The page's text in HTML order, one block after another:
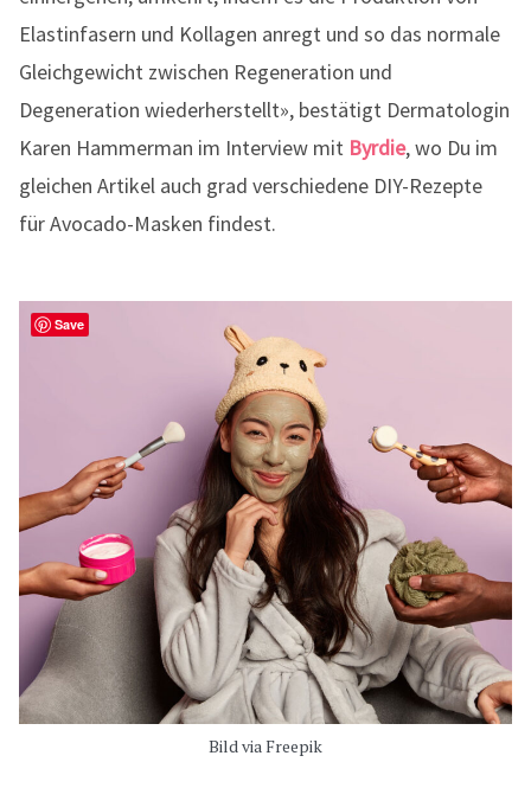
Elastinfasern und Kollagen anregt und so das normale
Gleichgewicht zwischen Regeneration und
Degeneration wiederherstellt», bestätigt Dermatologin
Karen Hammerman im Interview mit Byrdie, wo Du im
gleichen Artikel auch grad verschiedene DIY-Rezepte
für Avocado-Masken findest.
Bild via Freepik
Save